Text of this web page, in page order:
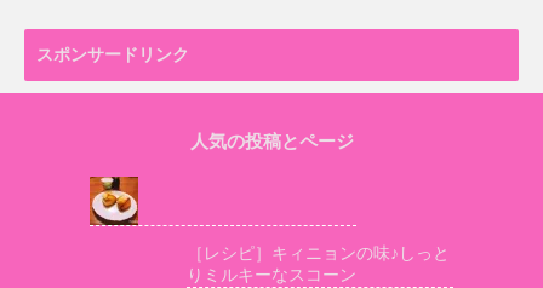
スポンサードリンク
人気の投稿とページ
［レシピ］キィニョンの味♪しっと
りミルキーなスコーン